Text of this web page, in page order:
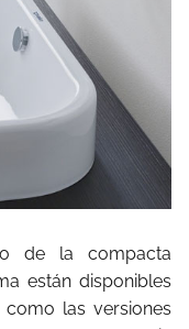
de la compacta
están disponibles
las versiones